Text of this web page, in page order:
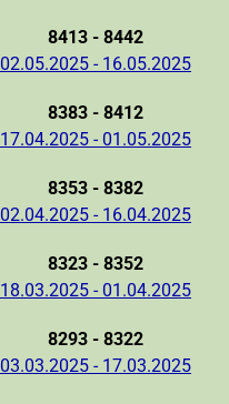
8413 - 8442
02.05.2025 - 16.05.2025
8383 - 8412
17.04.2025 - 01.05.2025
8353 - 8382
02.04.2025 - 16.04.2025
8323 - 8352
18.03.2025 - 01.04.2025
8293 - 8322
03.03.2025 - 17.03.2025